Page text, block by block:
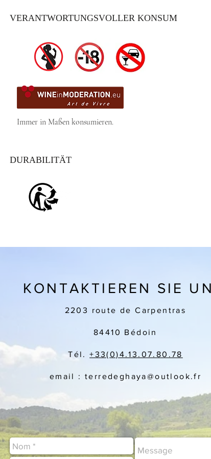
VERANTWORTUNGSVOLLER KONSUM
Immer in Maßen konsumieren.
DURABILITÄT
KONTAKTIEREN SIE
2203 route de Carpentras
84410 Bédoin
Tél.+33(0)4.13.07.80.78
email : terredeghaya@outlook.fr